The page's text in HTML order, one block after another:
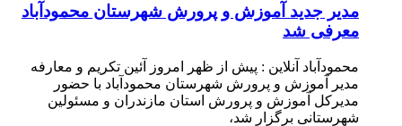
مدیر جدید آموزش و پرورش شهرستان محمودآباد
معرفی شد
محمودآباد آنلاین : پیش از ظهر امروز آئین تکریم و معارفه
مدیر آموزش و پرورش شهرستان محمودآباد با حضور
مدیرکل آموزش و پرورش استان مازندران و مسئولین
شهرستانی برگزار شد،